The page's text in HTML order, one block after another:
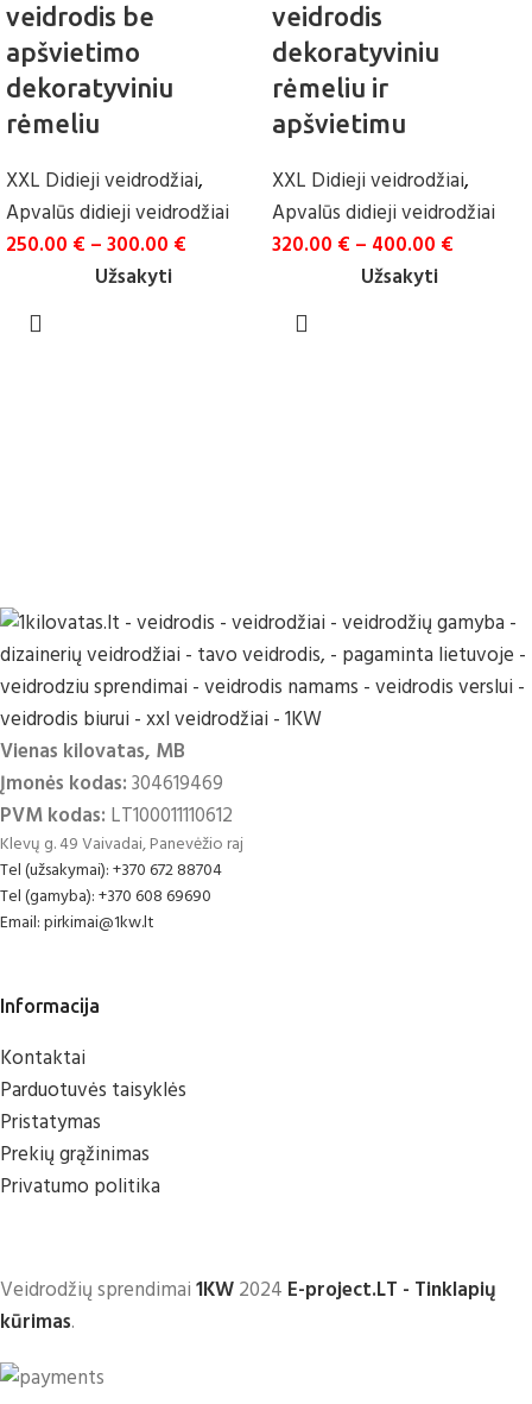
veidrodis be
apšvietimo
dekoratyviniu
rėmeliu
XXL Didieji veidrodžiai,
Apvalūs didieji veidrodžiai
250.00 € –300.00 €
Užsakyti
veidrodis
dekoratyviniu
rėmeliu ir
apšvietimu
XXL Didieji veidrodžiai,
Apvalūs didieji veidrodžiai
320.00 € – 400.00 €
Užsakyti
Vienas kilovatas, MB
Įmonės kodas:304619469
PVM kodas: LT100011110612
Klevų g. 49 Vaivadai, Panevėžio raj
Tel (užsakymai): +370 672 88704
Tel (gamyba): +370 608 69690
Email: pirkimai@1kw.lt
Informacija
Kontaktai
Parduotuvės taisyklės
Pristatymas
Prekių grąžinimas
Privatumo politika
Veidrodžių sprendimai1KW2024 E-project.LT - Tinklapių
kūrimas.